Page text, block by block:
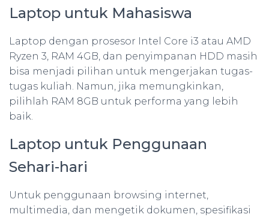
Laptop untuk Mahasiswa
Laptop dengan prosesor Intel Core i3 atau AMD
Ryzen 3, RAM 4GB, dan penyimpanan HDD masih
bisa menjadi pilihan untuk mengerjakan tugas-
tugas kuliah. Namun, jika memungkinkan,
pilihlah RAM 8GB untuk performa yang lebih
baik.
Laptop untuk Penggunaan
Sehari-hari
Untuk penggunaan browsing internet,
multimedia, dan mengetik dokumen, spesifikasi